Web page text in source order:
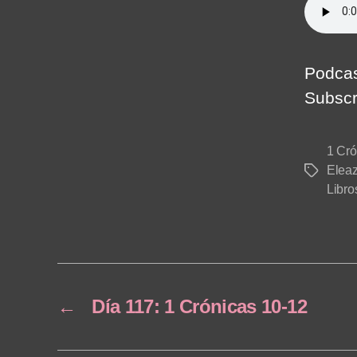
Tags
1
← Día 117: 1 Crónicas 10-12